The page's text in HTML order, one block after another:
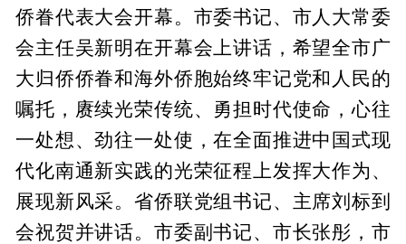
侨眷代表大会开幕。市委书记、市人大常委
会主任吴新明在开幕会上讲话，希望全市广
大归侨侨眷和海外侨胞始终牢记党和人民的
嘱托，赓续光荣传统、勇担时代使命，心往
一处想、劲往一处使，在全面推进中国式现
代化南通新实践的光荣征程上发挥大作为、
展现新风采。省侨联党组书记、主席刘标到
会祝贺并讲话。市委副书记、市长张彤，市